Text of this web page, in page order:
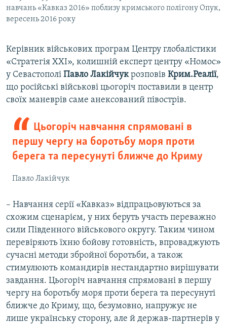
навчань «Кавказ 2016» поблизу кримського полігону Опук,
вересень 2016 року
Керівник військових програм Центру глобалістики
«Стратегія ХХІ», колишній експерт центру «Номос»
у Севастополі Павло Лакійчукрозповів Крим.Реалії,
що російські військові цьогоріч поставили в центр
своїх маневрів саме анексований півострів.
Цьогоріч навчання спрямовані в
першу чергу на боротьбу моря проти
берега та пересунуті ближче до Криму
Павло Лакійчук
– Навчання серії «Кавказ» відпрацьовуються за
схожим сценарієм, у них беруть участь переважно
сили Південного військового округу. Таким чином
перевіряють їхню бойову готовність, впроваджують
сучасні методи збройної боротьби, а також
стимулюють командирів нестандартно вирішувати
завдання. Цьогоріч навчання спрямовані в першу
чергу на боротьбу моря проти берега та пересунуті
ближче до Криму, що, безумовно, напружує не
лише українську сторону, але й держав-партнерів у